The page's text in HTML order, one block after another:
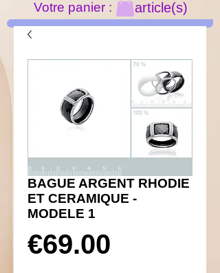
Votre panier : article(s)
BAGUE ARGENT RHODIE
ET CERAMIQUE -
MODELE 1
€69.00